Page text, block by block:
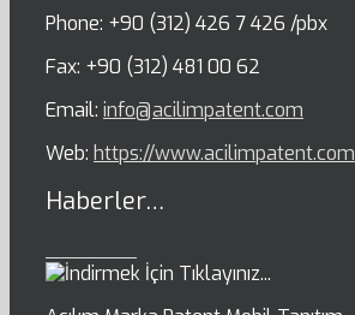
Phone: +90 (312) 426 7 426 /pbx
Fax: +90 (312) 481 00 62
Email: info@acilimpatent.com
Web: https://www.acilimpatent.com
Haberler…